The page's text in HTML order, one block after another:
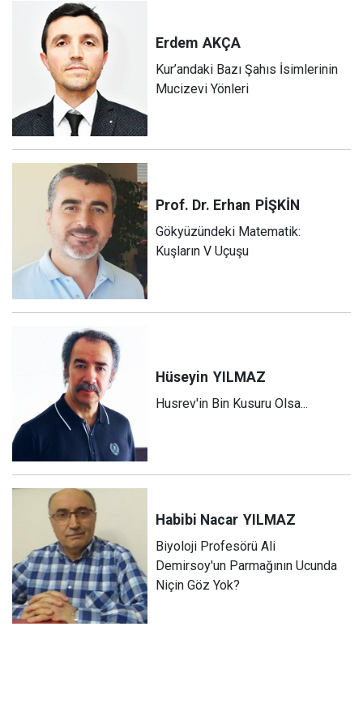
Erdem AKÇA
Kur’andaki Bazı Şahıs İsimlerinin
Mucizevi Yönleri
Prof. Dr. Erhan PİŞKİN
Gökyüzündeki Matematik:
Kuşların V Uçuşu
Hüseyin YILMAZ
Husrev'in Bin Kusuru Olsa...
Habibi Nacar YILMAZ
Biyoloji Profesörü Ali
Demirsoy'un Parmağının Ucunda
Niçin Göz Yok?